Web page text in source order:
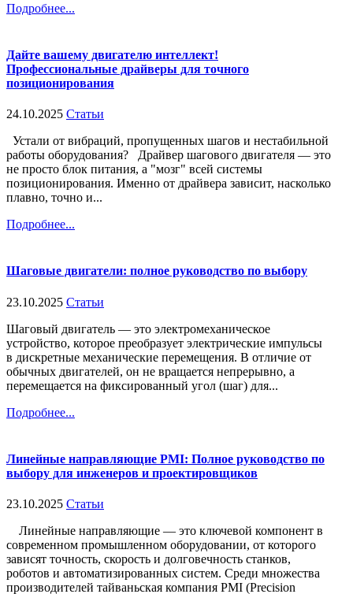
Подробнее...
Дайте вашему двигателю интеллект!
Профессиональные драйверы для точного
позиционирования
24.10.2025 Статьи
Устали от вибраций, пропущенных шагов и нестабильной
работы оборудования? Драйвер шагового двигателя — это
не просто блок питания, а "мозг" всей системы
позиционирования. Именно от драйвера зависит, насколько
плавно, точно и...
Подробнее...
Шаговые двигатели: полное руководство по выбору
23.10.2025 Статьи
Шаговый двигатель — это электромеханическое
устройство, которое преобразует электрические импульсы
в дискретные механические перемещения. В отличие от
обычных двигателей, он не вращается непрерывно, а
перемещается на фиксированный угол (шаг) для...
Подробнее...
Линейные направляющие PMI: Полное руководство по
выбору для инженеров и проектировщиков
23.10.2025 Статьи
Линейные направляющие — это ключевой компонент в
современном промышленном оборудовании, от которого
зависят точность, скорость и долговечность станков,
роботов и автоматизированных систем. Среди множества
производителей тайваньская компания PMI (Precision